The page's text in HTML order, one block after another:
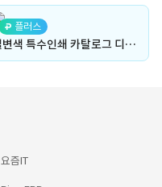
플러스
열변색 특수인쇄 카탈로그 디자인 · KCCUK (런던, 2014)
요즘IT